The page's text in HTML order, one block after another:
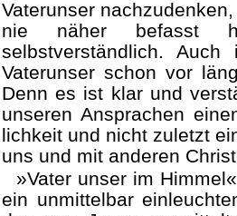
Vaterunser
nie näher befasst
selbstverständlich.
Vaterunser schon vor
Denn es ist klar und
unseren Ansprachen
lichkeit und nicht zuletzt
uns und mit anderen
»Vater unser im
ein unmittelbar